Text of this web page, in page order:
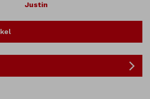
Justin